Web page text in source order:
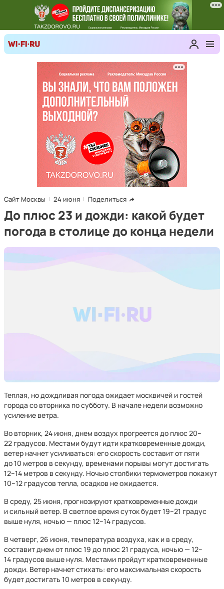
Сайт Москвы 24 июня Поделиться
До плюс 23 и дожди: какой будет
погода в столице до конца недели
Теплая, но дождливая погода ожидает москвичей и гостей
города со вторника по субботу. В начале недели возможно
усиление ветра.
Во вторник, 24 июня, днем воздух прогреется до плюс 20–
22 градусов. Местами будут идти кратковременные дожди,
ветер начнет усиливаться: его скорость составит от пяти
до 10 метров в секунду, временами порывы могут достигать
12–14 метров в секунду. Ночью столбики термометров покажут
10–12 градусов тепла, осадков не ожидается.
В среду, 25 июня, прогнозируют кратковременные дожди
и сильный ветер. В светлое время суток будет 19–21 градус
выше нуля, ночью — плюс 12–14 градусов.
В четверг, 26 июня, температура воздуха, как и в среду,
составит днем от плюс 19 до плюс 21 градуса, ночью — 12–
14 градусов выше нуля. Местами пройдут кратковременные
дожди. Ветер начнет стихать: его максимальная скорость
будет достигать 10 метров в секунду.